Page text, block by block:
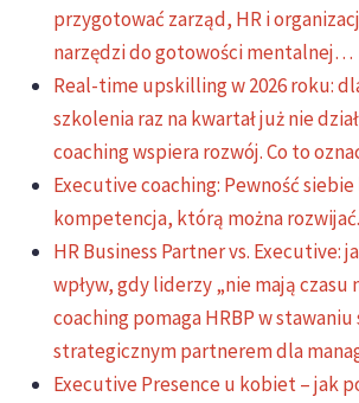
przygotować zarząd, HR i
narzędzi do gotowości mentalnej…
Real-time upskilling w 2026 roku:
szkolenia raz na kwartał już nie
coaching wspiera rozwój. Co to
Executive coaching: Pewność
kompetencja, którą można
HR Business Partner vs. Executive:
wpływ, gdy liderzy „nie mają czasu
coaching pomaga HRBP w stawaniu
strategicznym partnerem dla
Executive Presence u kobiet – jak